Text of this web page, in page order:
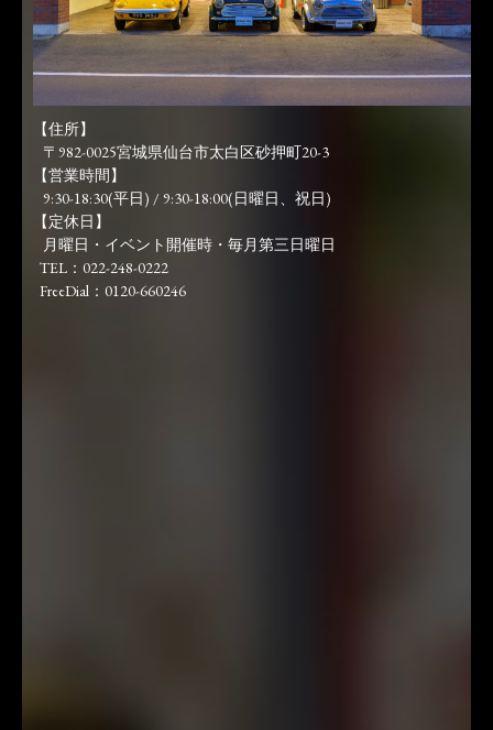
【住所】
〒982-0025宮城県仙台市太白区砂押町20-3
【営業時間】
9:30-18:30(平日) / 9:30-18:00(日曜日、祝日)
【定休日】
月曜日・イベント開催時・毎月第三日曜日
TEL：022-248-0222
FreeDial：0120-660246